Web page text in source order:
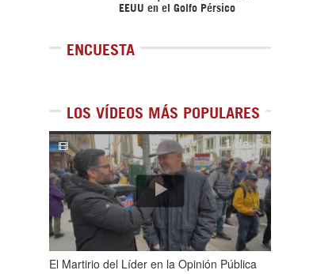
EEUU en el Golfo Pérsico
ENCUESTA
LOS VÍDEOS MÁS POPULARES
1de5
El Martirio del Líder en la Opinión Pública